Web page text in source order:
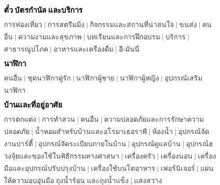
ตั๋ว บัตรกำนัล และบริการ
การท่องเที่ยว | การสตรีมมิ่ง | กิจกรรมและสถานที่น่าสนใจ | ขนส่ง | คน
อื่น | ความงามและสุขภาพ | บทเรียนและการฝึกอบรม | บริการ |
สาธารณูปโภค | อาหารและเครื่องดื่ม | อี-มันนี่
นาฬิกา
คนอื่น | ชุดนาฬิกาคู่รัก | นาฬิกาผู้ชาย | นาฬิกาผู้หญิง | อุปกรณ์เสริม
นาฬิกา
บ้านและที่อยู่อาศัย
การตกแต่ง | การทำสวน | คนอื่น | ความปลอดภัยและการรักษาความ
ปลอดภัย | น้ำหอมสำหรับบ้านและอโรมาเธอราพี | ห้องน้ำ | อุปกรณ์จัด
งานปาร์ตี้ | อุปกรณ์จัดระเบียบภายในบ้าน | อุปกรณ์ดูแลบ้าน | อุปกรณ์ฮ
วงจุ้ยและของใช้ในพิธีกรรมทางศาสนา | เครื่องครัว | เครื่องนอน | เครื่อง
มือและอุปกรณ์ปรับปรุงบ้าน | เครื่องใช้บนโตอาหาร | เฟอร์นิเจอร์ | แผ่น
ให้ความอบอุ่นมือ ถุงน้ำร้อน และถุงน้ำแข็ง | แสงสว่าง